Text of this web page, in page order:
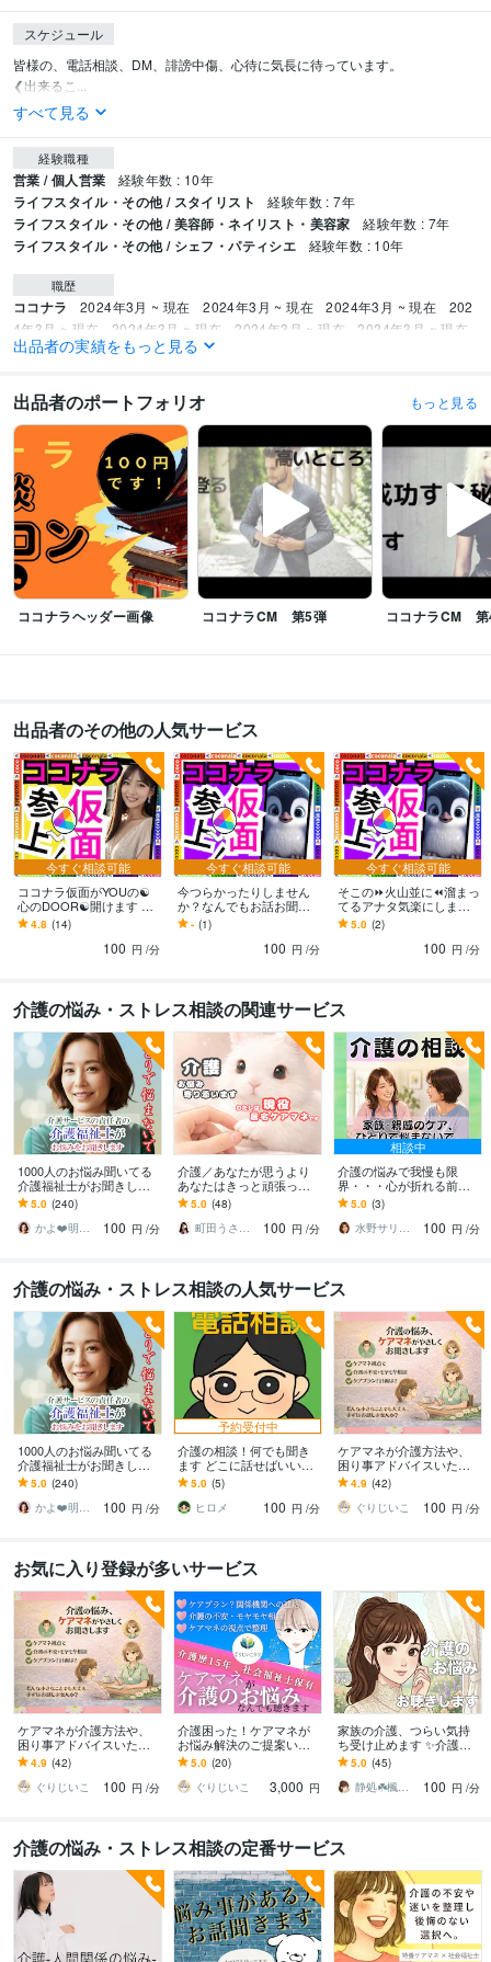
スケジュール
皆様の、電話相談、DM、誹謗中傷、心待に気長に待っています。
❮出来るこ...
すべて見る
経験職種
営業 / 個人営業 経験年数 : 10年
ライフスタイル・その他 / スタイリスト 経験年数 : 7年
ライフスタイル・その他 / 美容師・ネイリスト・美容家 経験年数 : 7年
ライフスタイル・その他 / シェフ・パティシエ 経験年数 : 10年
職歴
ココナラ 2024年3月 ~ 現在 2024年3月 ~ 現在 2024年3月 ~ 現在
202
4年3月 ~ 現在
2024年3月 ~ 現在 2024年3月 ~ 現在 2024年3月 ~ 現在
ココナラ レギュラーランク
校の作文・・・『家を探せばある』
高校の作文・・・『恥ずかしくて見た
くない』
父親に褒められた・・・・スゴい昔
母親に褒められた・・・・
スゴい昔
友人に誕生日を祝われた
小、中、高の体育祭で全種目1位と
る・・・コレ本当です
小、中、高の学力テストでヤバい点取って先生にシ
バキ倒される
和太鼓で地域行事で演奏
和太鼓で都内某ホール、都内某神
社で演奏多数 国内美容大会カラー部門で入賞経験多数 国内美容大会パー
マ部門で入賞経験多数 国内美容大会カット部門で入賞経験多数
国内美容
大会アップ部門で入賞経験多数
ビジネス・クリエイティブツール
WordPress:5年Excel:5年 Google サイト:10年Google スプレッドシート:5年
その他ツール
コミュニケーションスキル:20年
生来の愚痴聞き、寄り添い、思いやる精神:20年人を笑わせる心意気:20年
日本語をネイティブに話せる資格:20年人の美点を見つける:20年
話しやすい人柄:20年杓子定規に物を考えない:20年
大所高所に物を見る:20年
ヘアカラー施術:10年パーマ施術:10年
縮毛矯正施術:10年ヘアーカット施術:10年ボディーペイティング:10年
ヘアーアップ施術:10年
得意分野
悩み相談・カウンセリング 悩み、恋愛、話し、愚痴、何でもどうぞ 話し
関係の悩み相談
対人関係の悩み相談
悩み相談・カウンセリング 恋愛相談・アドバイス 恋愛相談・アドバイス
恋愛相談・アドバイス
恋愛相談・アドバイス
仕事・職場・キャリアの悩
み相談 仕事・職場・キャリアの悩み相談
仕事・職場・キャリアの悩み相
談 心の悩み 心の悩み 心の悩み
学歴
ココナラフリーランス研究中学校 2024年3月 ~ 現在
ココナラフリーランス研究高校 2024年3月 ~ 現在
ココナラフリーランス研究専門学校 2024年3月 ~ 現在
ココナラフリーランス研究大学 2024年3月 ~ 現在
ココナラフリーランス研究大学 2024年3月 ~ 現在
ココナラフリーランス研究大学 2024年3月 ~ 現在
ココナラフリーランス研究大学 2024年3月 ~ 現在
出品者の実績をもっと見る
出品者のポートフォリオ もっと見る
ココナラヘッダー画像 ココナラCM 第5弾 ココナラCM
出品者のその他の人気サービス
今すぐ相談可能
ココナラ仮面がYOUの☯️
心のDOOR☯️開けます 一
人の時誰かと話したい❇️ま
わりに流される⚠️ダイエ
4.8 (14)
100 円 /分
今すぐ相談可能
今つらかったりしません
か？なんでもお話お聞き
します 愚痴、悩み、心の
モヤモヤ、恋愛、人間関
係等☆あなたの避難所に
- (1)
100 円 /分
今すぐ相談可能
そこの⏩火山並に⏪溜まっ
てるアナタ気楽にします
指名率No.1現役スタイリ
スト✅私の話聞いて✅普通
5.0 (2)
100 円 /分
介護の悩み・ストレス相談の関連サービス
1000人のお悩み聞いてる
介護福祉士がお聞きしま
す 介護/誰に相談したらい
いの？その疑問や不安、
私が解消します
5.0 (240)
かよ❤️明日が少し楽しみになる場所
100 円 /分
介護／あなたが思うより
あなたはきっと頑張って
ます 自宅での介護､介護現
場の不安など､全ての悩み
に対応出来ます
5.0 (48)
町田うさぎ✨閃光の幸せ届け人♡怪談師⛩️
100 円 /分
相談中
介護の悩みで我慢も限
界・・・心が折れる前に
支えます 忍耐の放置はキ
ケン、ストレス解放、今
すぐ受け止めます✨
5.0 (3)
水野サリー✨優しく寄り添う話し相手
100 円 /分
介護の悩み・ストレス相談の人気サービス
1000人のお悩み聞いてる
介護福祉士がお聞きしま
す 介護/誰に相談したらい
いの？その疑問や不安、
私が解消します
5.0 (240)
かよ❤️明日が少し楽しみになる場所
100 円 /分
予約受付中
介護の相談！何でも聞き
ます どこに話せばいい？
とりあえず聞いて欲し
い！お気軽にどうぞ！
5.0 (5)
ヒロメ
100 円 /分
ケアマネが介護方法や、
困り事アドバイスいたし
ます ちょっと教えて！介
護のお悩みや疑問、お話
ししましょう⭐︎
4.9 (42)
ぐりじいこ
100 円 /分
お気に入り登録が多いサービス
ケアマネが介護方法や、
困り事アドバイスいたし
ます ちょっと教えて！介
護のお悩みや疑問、お話
ししましょう⭐︎
4.9 (42)
ぐりじいこ
100 円 /分
介護困った！ケアマネが
お悩み解決のご提案いた
します 元ケアマネです。
在宅介護の困りごと、ご
相談を文字にて承ります
5.0 (20)
ぐりじいこ
3,000 円
家族の介護、つらい気持
ち受け止めます ✨介護疲
れ/不安/お悩み/介護福祉士
が親身にお聴きします！
5.0 (45)
静処☘️楓の家
100 円 /分
介護の悩み・ストレス相談の定番サービス